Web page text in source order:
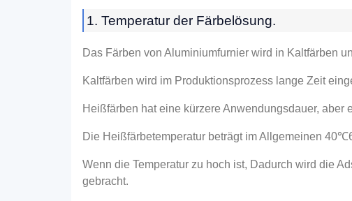
1. Temperatur der Färbelösung.
Das Färben von Aluminiumfurnier wird in Kaltfärben
Kaltfärben wird im Produktionsprozess lange Zeit
Heißfärben hat eine kürzere Anwendungsdauer, aber
Die Heißfärbetemperatur beträgt im Allgemeinen
Wenn die Temperatur zu hoch ist, Dadurch wird die
gebracht.